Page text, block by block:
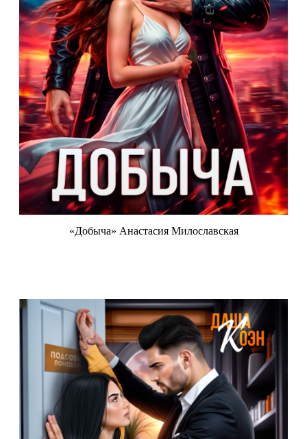
«Добыча» Анастасия Милославская